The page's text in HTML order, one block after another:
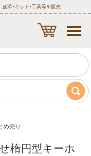
皮革･キット･工具等を販売
め売り
楕円型キーホ